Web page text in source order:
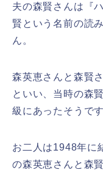
夫の森賢さんは『
賢という名前の読
ん。
森英恵さんと森賢
といい、当時の森
級にあったそうです
お二人は1948年に
の森英恵さんと森